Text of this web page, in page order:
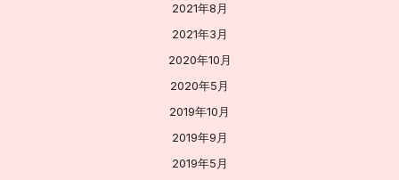
2021年8月
2021年3月
2020年10月
2020年5月
2019年10月
2019年9月
2019年5月